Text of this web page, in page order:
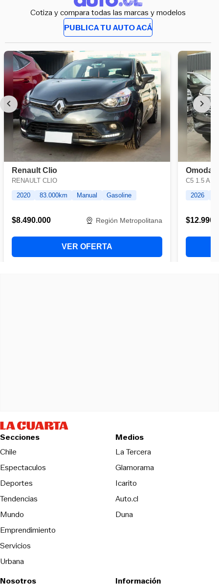
Cotiza y compara todas las marcas y modelos
PUBLICA TU AUTO ACÁ
Secciones
Chile
Espectaculos
Deportes
Tendencias
Mundo
Emprendimiento
Servicios
Urbana
Medios
La TerceraOpens in new
Glamorama
Icarito
Auto.cl
DunaOpens in new window
Nosotros Información